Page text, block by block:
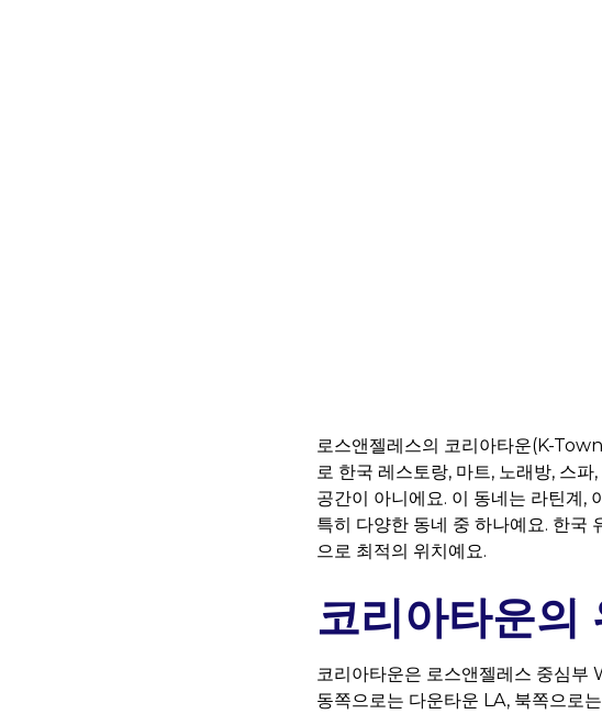
로스앤젤레스의 코리아타운(K-
로 한국 레스토랑, 마트, 노래방, 스
공간이 아니에요. 이 동네는 라틴계,
특히 다양한 동네 중 하나예요. 한국
으로 최적의 위치예요.
코리아타운의
코리아타운은 로스앤젤레스 중심
동쪽으로는 다운타운 LA, 북쪽으